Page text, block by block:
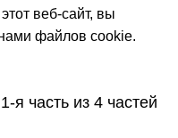
веб-сайт, вы
файлов cookie.
я часть из 4 частей